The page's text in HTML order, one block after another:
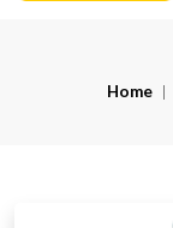
Home